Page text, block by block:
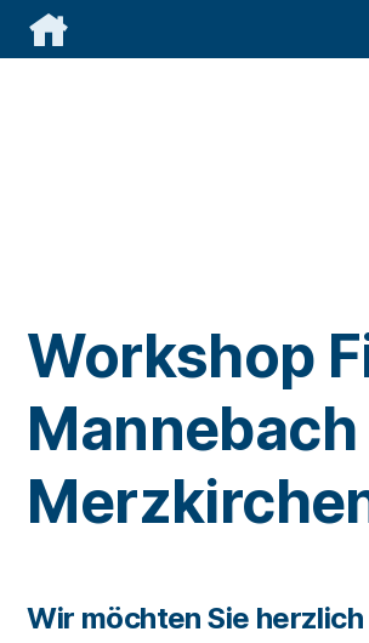

Workshop
Wir möchten Sie